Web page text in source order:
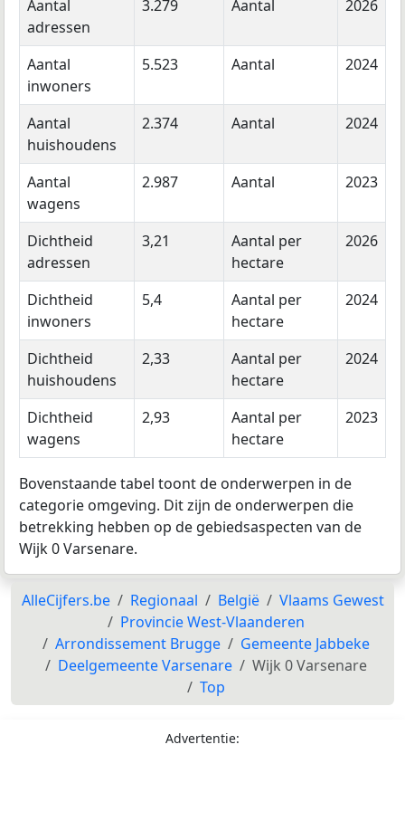
Aantal
adressen
3.279 Aantal 2026
Aantal
inwoners
5.523 Aantal 2024
Aantal
huishoudens
2.374 Aantal 2024
Aantal
wagens
2.987 Aantal 2023
Dichtheid
adressen
3,21
Aantal per
hectare
2026
Dichtheid
inwoners
5,4
Aantal per
hectare
2024
Dichtheid
huishoudens
2,33
Aantal per
hectare
2024
Dichtheid
wagens
2,93
Aantal per
hectare
2023
Bovenstaande tabel toont de onderwerpen in de
categorie omgeving. Dit zijn de onderwerpen die
betrekking hebben op de gebiedsaspecten van de
Wijk 0 Varsenare.
AlleCijfers.be Regionaal België
Vlaams Gewest
Provincie West-Vlaanderen
Arrondissement Brugge
Gemeente Jabbeke
Deelgemeente Varsenare
Wijk 0 Varsenare
Top
Advertentie: